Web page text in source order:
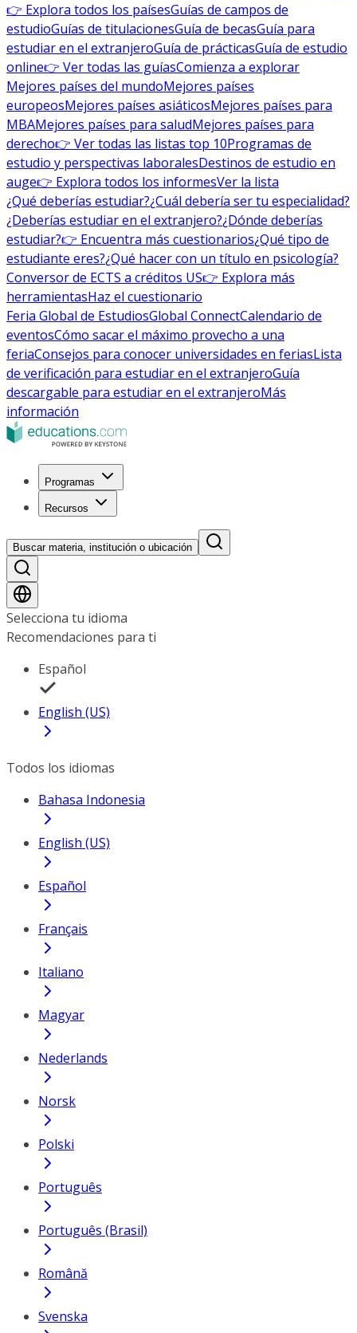
👉 Explora todos los paísesGuías de campos de
estudioGuías de titulacionesGuía de becasGuía para
estudiar en el extranjeroGuía de prácticasGuía de estudio
online👉 Ver todas las guíasComienza a explorar
Mejores países del mundoMejores países
europeosMejores países asiáticosMejores países para
MBAMejores países para saludMejores países para
derecho👉 Ver todas las listas top 10Programas de
estudio y perspectivas laboralesDestinos de estudio en
auge👉 Explora todos los informesVer la lista
¿Qué deberías estudiar?¿Cuál debería ser tu especialidad?
¿Deberías estudiar en el extranjero?¿Dónde deberías
estudiar?👉 Encuentra más cuestionarios¿Qué tipo de
estudiante eres?¿Qué hacer con un título en psicología?
Conversor de ECTS a créditos US👉 Explora más
herramientasHaz el cuestionario
Feria Global de EstudiosGlobal ConnectCalendario de
eventosCómo sacar el máximo provecho a una
feriaConsejos para conocer universidades en feriasLista
de verificación para estudiar en el extranjeroGuía
descargable para estudiar en el extranjeroMás
información
Programas
Recursos
Buscar materia, institución o ubicación
Selecciona tu idioma
Recomendaciones para ti
Español
English (US)
Todos los idiomas
Bahasa Indonesia
English (US)
Español
Français
Italiano
Magyar
Nederlands
Norsk
Polski
Português
Português (Brasil)
Română
Svenska